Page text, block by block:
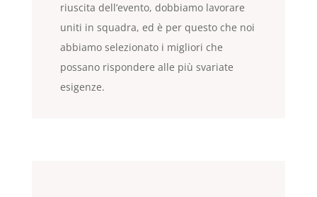
riuscita dell’evento, dobbiamo lavorare
uniti in squadra, ed è per questo che noi
abbiamo selezionato i migliori che
possano rispondere alle più svariate
esigenze.